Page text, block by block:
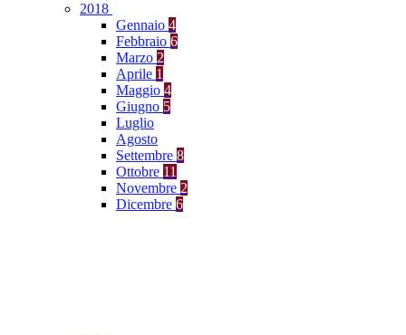
2018
Gennaio 4
Febbraio 6
Marzo 2
Aprile 1
Maggio 4
Giugno 5
Luglio
Agosto
Settembre 8
Ottobre 11
Novembre 2
Dicembre 6